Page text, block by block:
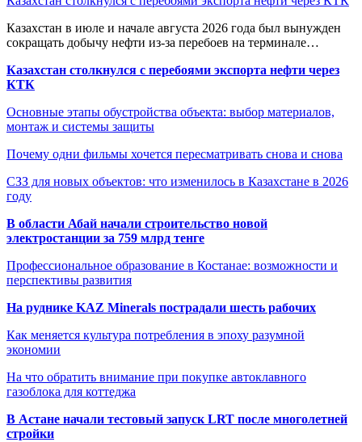
Казахстан в июле и начале августа 2026 года был вынужден
сокращать добычу нефти из-за перебоев на терминале…
Казахстан столкнулся с перебоями экспорта нефти через
КТК
Основные этапы обустройства объекта: выбор материалов,
монтаж и системы защиты
Почему одни фильмы хочется пересматривать снова и снова
СЗЗ для новых объектов: что изменилось в Казахстане в 2026
году
В области Абай начали строительство новой
электростанции за 759 млрд тенге
Профессиональное образование в Костанае: возможности и
перспективы развития
На руднике KAZ Minerals пострадали шесть рабочих
Как меняется культура потребления в эпоху разумной
экономии
На что обратить внимание при покупке автоклавного
газоблока для коттеджа
В Астане начали тестовый запуск LRT после многолетней
стройки